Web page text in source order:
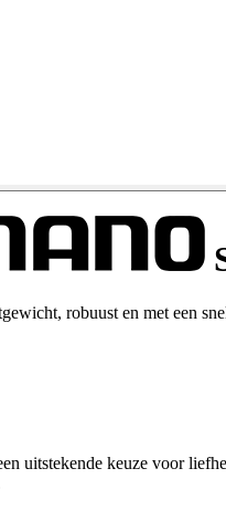
robuust en met een
uitstekende keuze voor